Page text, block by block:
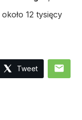
12 tysięcy
Tweet mail